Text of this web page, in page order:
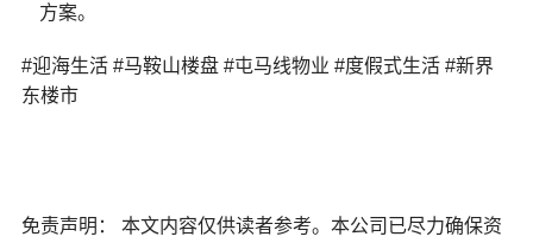
方案。
#迎海生活 #马鞍山楼盘 #屯马线物业 #度假式生活 #新界
东楼市
免责声明： 本文内容仅供读者参考。本公司已尽力确保资